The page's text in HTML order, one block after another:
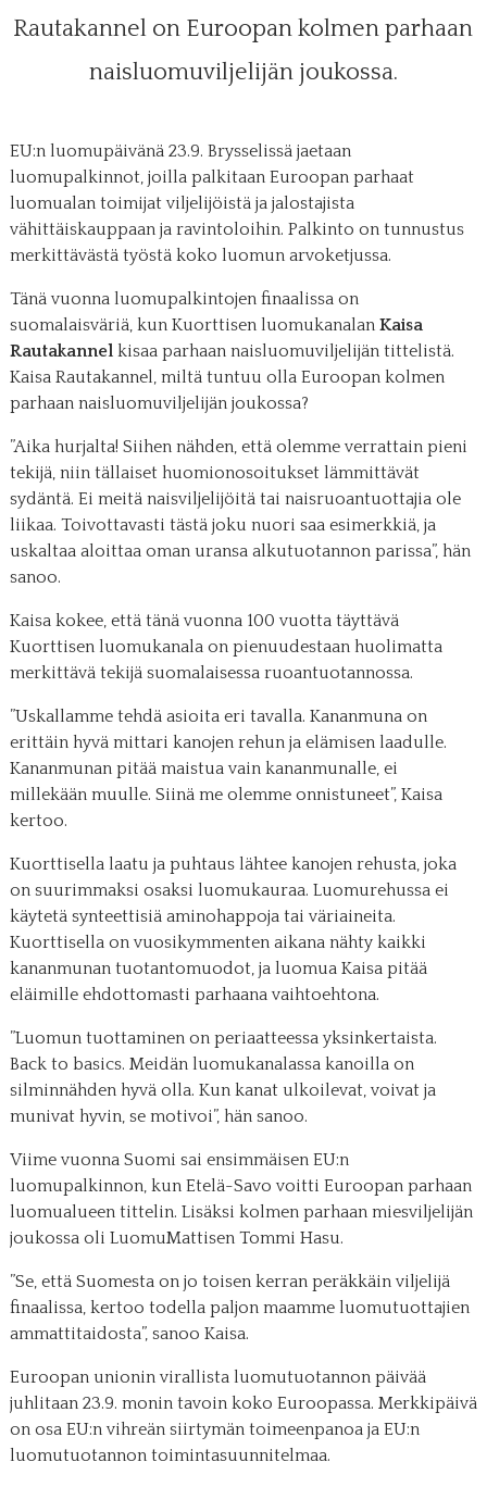
Rautakannel on Euroopan kolmen parhaan
naisluomuviljelijän joukossa.
EU:n luomupäivänä 23.9. Brysselissä jaetaan
luomupalkinnot, joilla palkitaan Euroopan parhaat
luomualan toimijat viljelijöistä ja jalostajista
vähittäiskauppaan ja ravintoloihin. Palkinto on tunnustus
merkittävästä työstä koko luomun arvoketjussa.
Tänä vuonna luomupalkintojen finaalissa on
suomalaisväriä, kun Kuorttisen luomukanalan Kaisa
Rautakannel kisaa parhaan naisluomuviljelijän tittelistä.
Kaisa Rautakannel, miltä tuntuu olla Euroopan kolmen
parhaan naisluomuviljelijän joukossa?
”Aika hurjalta! Siihen nähden, että olemme verrattain pieni
tekijä, niin tällaiset huomionosoitukset lämmittävät
sydäntä. Ei meitä naisviljelijöitä tai naisruoantuottajia ole
liikaa. Toivottavasti tästä joku nuori saa esimerkkiä, ja
uskaltaa aloittaa oman uransa alkutuotannon parissa”, hän
sanoo.
Kaisa kokee, että tänä vuonna 100 vuotta täyttävä
Kuorttisen luomukanala on pienuudestaan huolimatta
merkittävä tekijä suomalaisessa ruoantuotannossa.
”Uskallamme tehdä asioita eri tavalla. Kananmuna on
erittäin hyvä mittari kanojen rehun ja elämisen laadulle.
Kananmunan pitää maistua vain kananmunalle, ei
millekään muulle. Siinä me olemme onnistuneet”, Kaisa
kertoo.
Kuorttisella laatu ja puhtaus lähtee kanojen rehusta, joka
on suurimmaksi osaksi luomukauraa. Luomurehussa ei
käytetä synteettisiä aminohappoja tai väriaineita.
Kuorttisella on vuosikymmenten aikana nähty kaikki
kananmunan tuotantomuodot, ja luomua Kaisa pitää
eläimille ehdottomasti parhaana vaihtoehtona.
”Luomun tuottaminen on periaatteessa yksinkertaista.
Back to basics. Meidän luomukanalassa kanoilla on
silminnähden hyvä olla. Kun kanat ulkoilevat, voivat ja
munivat hyvin, se motivoi”, hän sanoo.
Viime vuonna Suomi sai ensimmäisen EU:n
luomupalkinnon, kun Etelä-Savo voitti Euroopan parhaan
luomualueen tittelin. Lisäksi kolmen parhaan miesviljelijän
joukossa oli LuomuMattisen Tommi Hasu.
”Se, että Suomesta on jo toisen kerran peräkkäin viljelijä
finaalissa, kertoo todella paljon maamme luomutuottajien
ammattitaidosta”, sanoo Kaisa.
Euroopan unionin virallista luomutuotannon päivää
juhlitaan 23.9. monin tavoin koko Euroopassa. Merkkipäivä
on osa EU:n vihreän siirtymän toimeenpanoa ja EU:n
luomutuotannon toimintasuunnitelmaa.